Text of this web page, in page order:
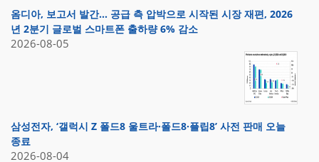
옴디아, 보고서 발간… 공급 측 압박으로 시작된 시장 재편, 2026
년 2분기 글로벌 스마트폰 출하량 6% 감소
2026-08-05
삼성전자, ‘갤럭시 Z 폴드8 울트라·폴드8·플립8’ 사전 판매 오늘
종료
2026-08-04